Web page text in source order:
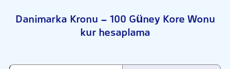
Danimarka Kronu - 100 Güney Kore Wonu
kur hesaplama